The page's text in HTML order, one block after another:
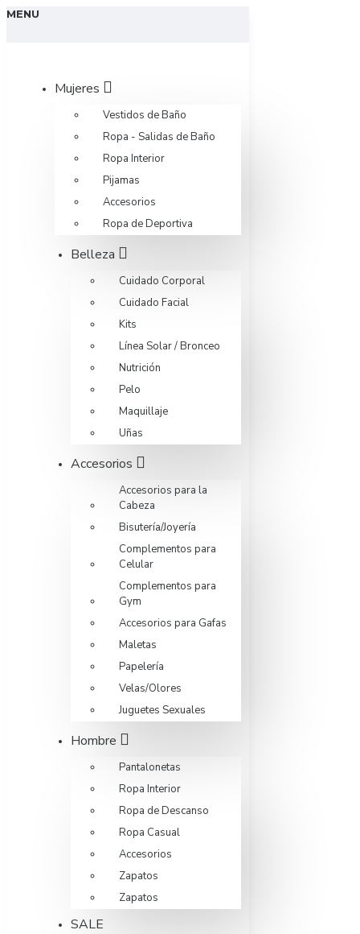
MENU
Mujeres
Vestidos de Baño
Ropa - Salidas de Baño
Ropa Interior
Pijamas
Accesorios
Ropa de Deportiva
Belleza
Cuidado Corporal
Cuidado Facial
Kits
Línea Solar / Bronceo
Nutrición
Pelo
Maquillaje
Uñas
Accesorios
Accesorios para la
Cabeza
Bisutería/Joyería
Complementos para
Celular
Complementos para
Gym
Accesorios para Gafas
Maletas
Papelería
Velas/Olores
Juguetes Sexuales
Hombre
Pantalonetas
Ropa Interior
Ropa de Descanso
Ropa Casual
Accesorios
Zapatos
Zapatos
SALE